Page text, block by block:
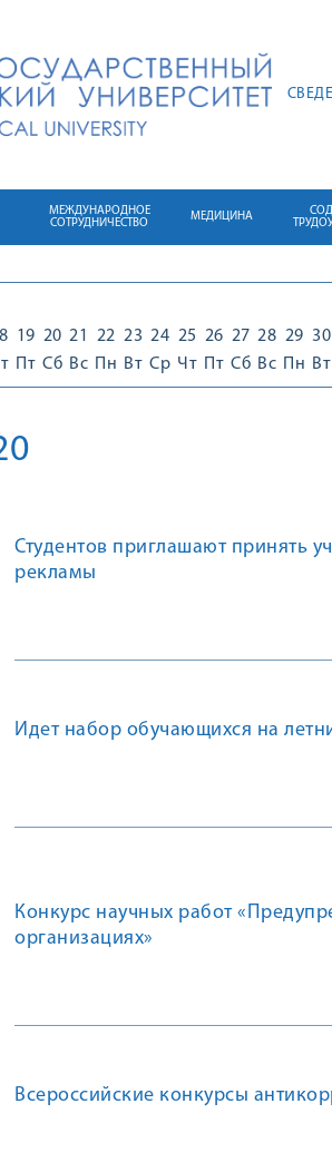
МЕЖДУНАРОДНОЕ
СОТРУДНИЧЕСТВО
МЕДИЦИНА
19
Пт
20
Сб
21
Вс
22
Пн
23
Вт
24
Ср
25
Чт
26
Пт
27
Сб
28
Вс
29
Пн
30
Вт
Студентов приглашают принять
рекламы
Идет набор обучающихся на
Конкурс научных работ
организациях»
Всероссийские конкурсы